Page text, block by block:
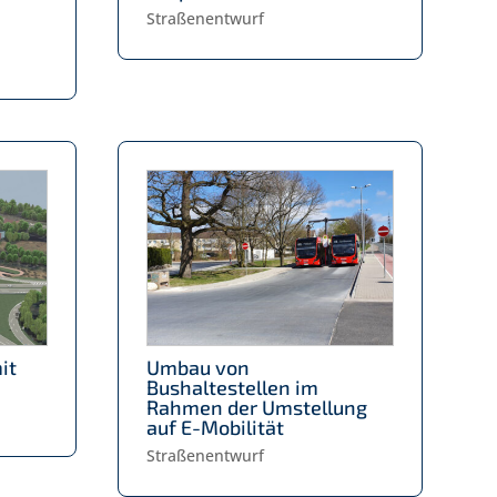
Straßenentwurf
Umbau von
Bushaltestellen im
Rahmen der Umstellung
auf E-Mobilität
Straßenentwurf